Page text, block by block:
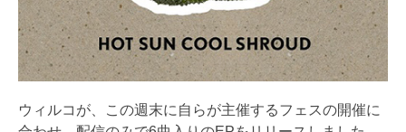
ウィルコが、この週末に自らが主催するフェスの開催に